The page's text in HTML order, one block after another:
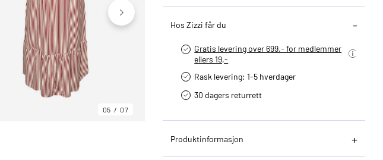
05 07
Hos Zizzi får du
Gratis levering over 699.- for medlemmer
ellers 19,-
Rask levering: 1-5 hverdager
30 dagers returrett
Produktinformasjon